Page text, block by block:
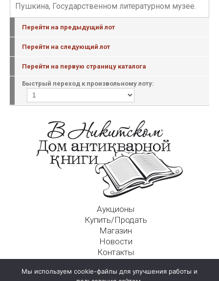
Пушкина, Государственном литературном музее.
Перейти на предыдущий лот
Перейти на следующий лот
Перейти на первую страницу каталога
Быстрый переход к произвольному лоту:
Аукционы
Купить/Продать
Магазин
Новости
Контакты
125009, г. Москва, Никитский пер., д. 4а, стр. 1
Мы используем cookie-файлы для улучшения работы и